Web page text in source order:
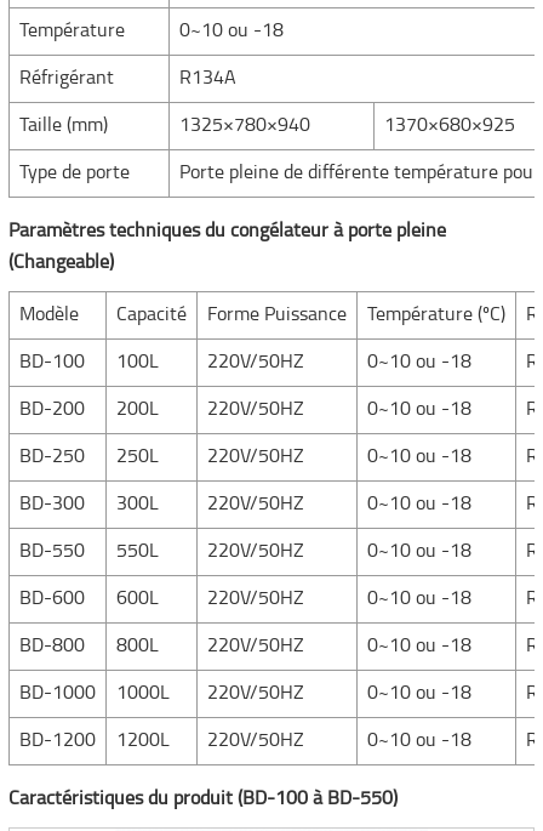
Température 0~10 ou -18
Réfrigérant R134A
Taille (mm) 1325×780×940 1370×680×925
Type de porte Porte pleine de différente température
Paramètres techniques du congélateur à porte pleine
(Changeable)
Modèle Capacité Forme Puissance Température (ºC)
BD-100 100L 220V/50HZ 0~10 ou -18
BD-200 200L 220V/50HZ 0~10 ou -18
BD-250 250L 220V/50HZ 0~10 ou -18
BD-300 300L 220V/50HZ 0~10 ou -18
BD-550 550L 220V/50HZ 0~10 ou -18
BD-600 600L 220V/50HZ 0~10 ou -18
BD-800 800L 220V/50HZ 0~10 ou -18
BD-1000 1000L 220V/50HZ 0~10 ou -18
BD-1200 1200L 220V/50HZ 0~10 ou -18
Caractéristiques du produit (BD-100 à BD-550)